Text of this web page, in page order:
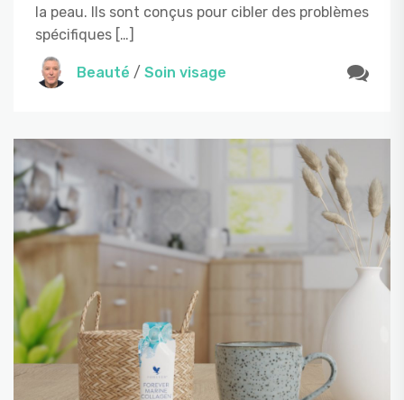
la peau. Ils sont conçus pour cibler des problèmes
spécifiques […]
Beauté / Soin visage